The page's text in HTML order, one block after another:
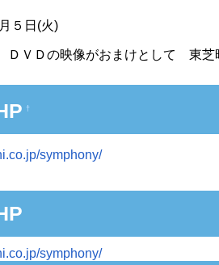
５日(火)
ＶＤの映像がおまけとして 東芝
†
symphony/
symphony/